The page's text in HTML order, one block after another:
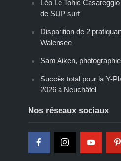
Léo Le Tohic
de SUP surf
Disparition de 2
Walensee
Sam Aiken,
Succès total pour la Y-
2026 à Neuchâtel
Nos réseaux sociaux